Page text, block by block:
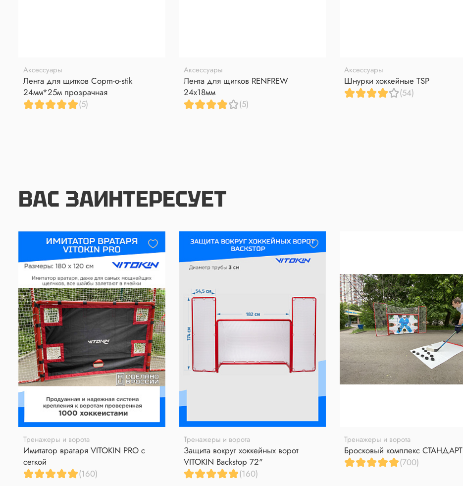
Аксессуары
Лента для щитков Copm-o-stik
24мм*25м прозрачная
(5)
Аксессуары
Лента для щитков RENFREW
24x18мм
(5)
Аксессуары
Шнурки хоккейные TSP
(54)
ВАС ЗАИНТЕРЕСУЕТ
Тренажеры и ворота
Имитатор вратаря VITOKIN PRO с
сеткой
(160)
Тренажеры и ворота
Защита вокруг хоккейных ворот
VITOKIN Backstop 72"
(160)
Тренажеры и ворота
Бросковый комплекс СТАНДАРТ
(700)